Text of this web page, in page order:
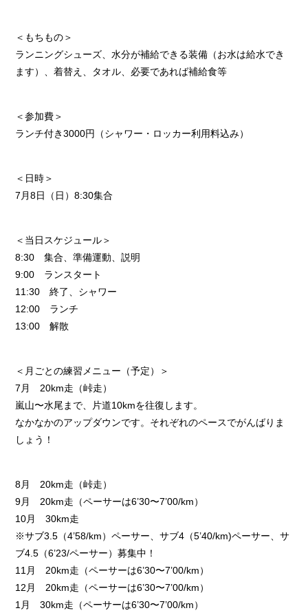
＜もちもの＞
ランニングシューズ、水分が補給できる装備（お水は給水でき
ます）、着替え、タオル、必要であれば補給食等
＜参加費＞
ランチ付き3000円（シャワー・ロッカー利用料込み）
＜日時＞
7月8日（日）8:30集合
＜当日スケジュール＞
8:30 集合、準備運動、説明
9:00 ランスタート
11:30 終了、シャワー
12:00 ランチ
13:00 解散
＜月ごとの練習メニュー（予定）＞
7月 20km走（峠走）
嵐山〜水尾まで、片道10kmを往復します。
なかなかのアップダウンです。それぞれのペースでがんばりま
しょう！
8月 20km走（峠走）
9月 20km走（ペーサーは6’30〜7’00/km）
10月 30km走
※サブ3.5（4’58/km）ペーサー、サブ4（5’40/km)ペーサー、サ
ブ4.5（6’23/ペーサー）募集中！
11月 20km走（ペーサーは6’30〜7’00/km）
12月 20km走（ペーサーは6’30〜7’00/km）
1月 30km走（ペーサーは6’30〜7’00/km）